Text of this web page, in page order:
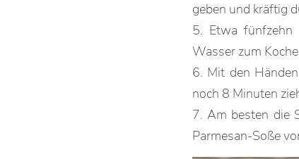
geben und kräftig
5. Etwa fünfzehn
Wasser zum
6. Mit den
noch 8 Minuten
7. Am besten die
Parmesan-Soße